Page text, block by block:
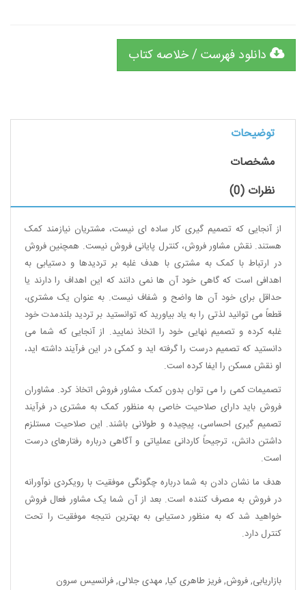
دانلود فهرست / خلاصه کتاب
توضیحات
مشخصات
نظرات (0)
از آنجایی که تصمیم گیری کار ساده ای نیست، مشتریان نیازمند کمک
هستند. نقش مشاور فروش، کنترل پایانی فروش نیست. همچنین فروش
در ارتباط با کمک به مشتری با هدف غلبه بر تردیدها و دستیابی به
اهدافی است که گاهی خود آن ها نمی دانند که این اهداف را دارند یا
حداقل برای خود آن ها واضح و شفاف نیست. به عنوان یک مشتری،
قطعاً می توانید لذتی را به یاد بیاورید که توانستید بر تردید بلندمدت خود
غلبه کرده و تصمیم نهایی خود را اتخاذ نمایید. از آنجایی که شما می
دانستید که تصمیم درست را گرفته اید و کمکی در این فرآیند داشته اید،
او نقش مسکن را ایفا کرده است.
تصمیمات کمی را می توان بدون کمک مشاور فروش اتخاذ کرد. مشاوران
فروش باید دارای صلاحیت خاصی به منظور کمک به مشتری در فرآیند
تصمیم گیری احساسی، پیچیده و طولانی باشند. این صلاحیت مستلزم
داشتن دانش، ترجیحاً کاردانی عملیاتی و آگاهی درباره رفتارهای درست
است.
هدف ما نشان دادن به شما درباره چگونگی موفقیت با رویکردی نوآورانه
در فروش به مصرف کننده است. بعد از آن شما یک مشاور فعال فروش
خواهید شد که به منظور دستیابی به بهترین نتیجه موفقیت را تحت
کنترل دارد.
بازاریابی,فروش,فریز طاهری کیا, مهدی جلالی,فرانسیس سرون